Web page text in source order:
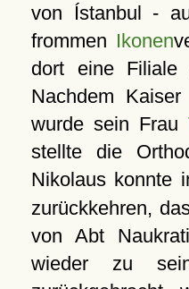
von Ístanbul -
frommen Ikonen
dort eine Filiale
Nachdem
wurde sein Frau
stellte die
Nikolaus konnte
zurückkehren,
von Abt
wieder zu